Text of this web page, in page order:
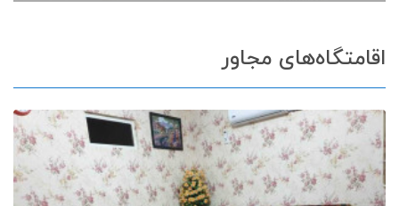
اقامتگاه‌های مجاور